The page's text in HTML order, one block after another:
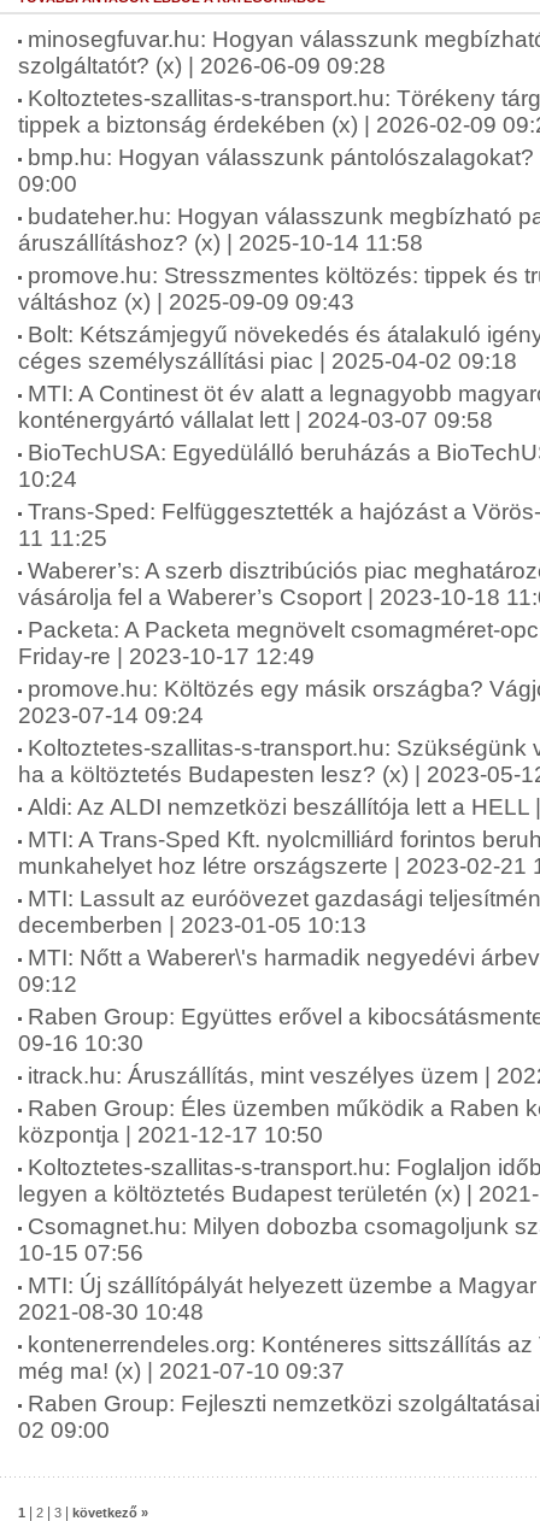
minosegfuvar.hu: Hogyan válasszunk
szolgáltatót? (x) | 2026-06-09 09:28
Koltoztetes-szallitas-s-transport.hu: Törékeny
tippek a biztonság érdekében (x) | 2026-02-09
bmp.hu: Hogyan válasszunk
09:00
budateher.hu: Hogyan válasszunk megbízható
áruszállításhoz? (x) | 2025-10-14 11:58
promove.hu: Stresszmentes költözés: tippek és
váltáshoz (x) | 2025-09-09 09:43
Bolt: Kétszámjegyű növekedés és átalakuló
céges személyszállítási piac | 2025-04-02 09:18
MTI: A Continest öt év alatt a legnagyobb
konténergyártó vállalat lett | 2024-03-07 09:58
BioTechUSA: Egyedülálló beruházás a
10:24
Trans-Sped: Felfüggesztették a hajózást a
11 11:25
Waberer’s: A szerb disztribúciós piac
vásárolja fel a Waberer’s Csoport | 2023-10-18
Packeta: A Packeta megnövelt csomagméret-
Friday-re | 2023-10-17 12:49
promove.hu: Költözés egy másik országba?
2023-07-14 09:24
Koltoztetes-szallitas-s-transport.hu: Szükségünk
ha a költöztetés Budapesten lesz? (x) | 2023-05-
Aldi: Az ALDI nemzetközi beszállítója lett a HELL
MTI: A Trans-Sped Kft. nyolcmilliárd forintos
munkahelyet hoz létre országszerte | 2023-02-21
MTI: Lassult az euróövezet gazdasági
decemberben | 2023-01-05 10:13
MTI: Nőtt a Waberer\'s harmadik negyedévi
09:12
Raben Group: Együttes erővel a
09-16 10:30
itrack.hu: Áruszállítás, mint veszélyes üzem |
Raben Group: Éles üzemben működik a Raben
központja | 2021-12-17 10:50
Koltoztetes-szallitas-s-transport.hu: Foglaljon
legyen a költöztetés Budapest területén (x) |
Csomagnet.hu: Milyen dobozba csomagoljunk
10-15 07:56
MTI: Új szállítópályát helyezett üzembe a
2021-08-30 10:48
kontenerrendeles.org: Konténeres sittszállítás az
még ma! (x) | 2021-07-10 09:37
Raben Group: Fejleszti nemzetközi
02 09:00
1 2 3 következő »